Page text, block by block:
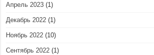
Апрель 2023 (1)
Декабрь 2022 (1)
Ноябрь 2022 (10)
Сентябрь 2022 (1)